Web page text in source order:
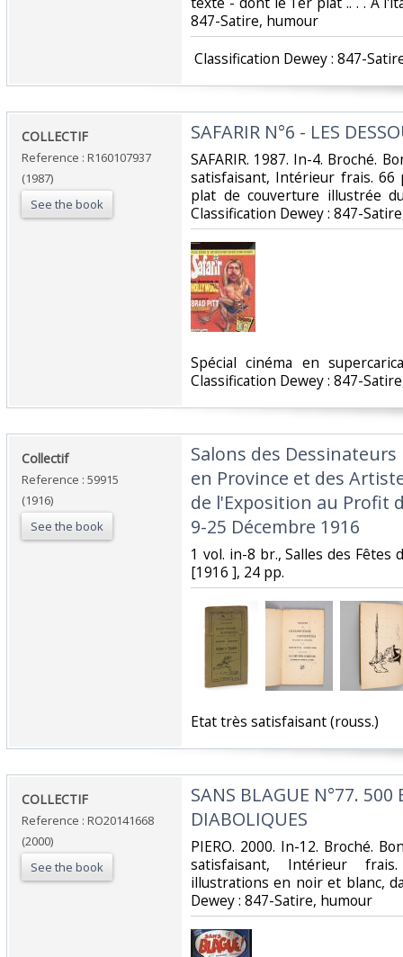
847-Satire, humour‎
Classification Dewey : 847-
‎COLLECTIF‎
Reference : R160107937
(1987)
See the book
‎SAFARIR N°6 - LES
‎SAFARIR. 1987. In-4. Broché.
satisfaisant, Intérieur frais. 66
plat de couverture illustrée
Classification Dewey : 847-
‎Spécial cinéma en
Classification Dewey : 847-
‎Collectif‎
Reference : 59915
(1916)
See the book
‎Salons des
en Province et des
de l'Exposition au Profit
9-25 Décembre 1916‎
‎1 vol. in-8 br., Salles des Fêtes
[1916 ], 24 pp.‎
‎Etat très satisfaisant (rouss.)‎
‎COLLECTIF‎
Reference : RO20141668
(2000)
See the book
‎SANS BLAGUE N°77. 500
DIABOLIQUES‎
‎PIERO. 2000. In-12. Broché.
satisfaisant, Intérieur
illustrations en noir et blanc,
Dewey : 847-Satire, humour‎